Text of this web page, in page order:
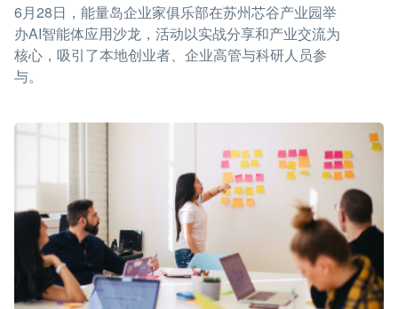
6月28日，能量岛企业家俱乐部在苏州芯谷产业园举
办AI智能体应用沙龙，活动以实战分享和产业交流为
核心，吸引了本地创业者、企业高管与科研人员参
与。